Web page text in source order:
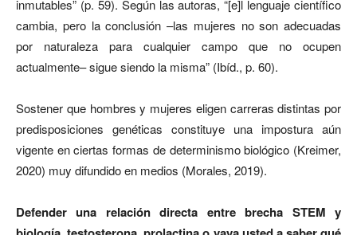
inmutables” (p. 59). Según las autoras, “[e]l lenguaje científico
cambia, pero la conclusión –las mujeres no son adecuadas
por naturaleza para cualquier campo que no ocupen
actualmente– sigue siendo la misma” (Ibíd., p. 60).
Sostener que hombres y mujeres eligen carreras distintas por
predisposiciones genéticas constituye una impostura aún
vigente en ciertas formas de determinismo biológico (Kreimer,
2020) muy difundido en medios (Morales, 2019).
Defender una relación directa entre brecha STEM y